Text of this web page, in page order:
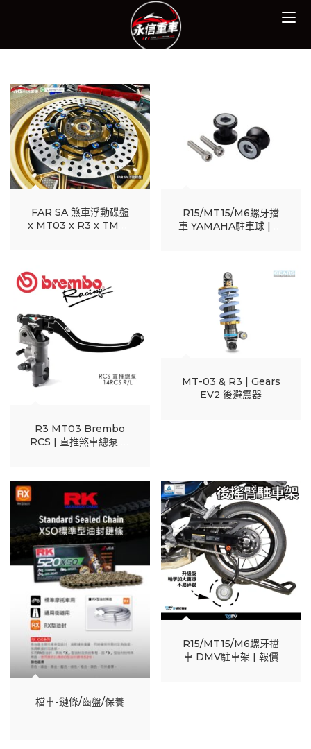
FAR SA 煞車浮動碟盤
x MT03 x R3 x TMAX
R15/MT15/M6螺牙擋
車 YAMAHA駐車球 | 報
R3 MT03 Brembo
RCS | 直推煞車總泵 完
MT-03 & R3 | Gears
EV2 後避震器
檔車-鏈條/齒盤/保養
R15/MT15/M6螺牙擋
車 DMV駐車架 | 報價